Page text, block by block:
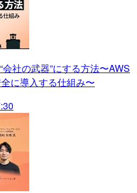
会社の武器”にする方法〜AWS
に導入する仕組み〜